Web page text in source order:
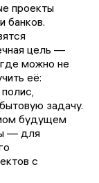
проекты
банков.
цель —
можно не
её:
задачу.
будущем
— для
с